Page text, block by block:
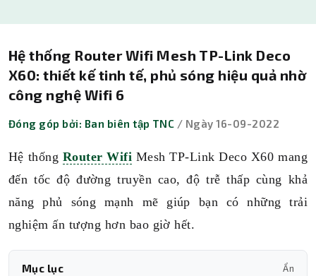
Hệ thống Router Wifi Mesh TP-Link Deco
X60: thiết kế tinh tế, phủ sóng hiệu quả nhờ
công nghệ Wifi 6
Đóng góp bởi: Ban biên tập TNC / Ngày 16-09-2022
Hệ thống Router Wifi Mesh TP-Link Deco X60 mang
đến tốc độ đường truyền cao, độ trễ thấp cùng khả
năng phủ sóng mạnh mẽ giúp bạn có những trải
nghiệm ấn tượng hơn bao giờ hết.
Mục lục Ẩn